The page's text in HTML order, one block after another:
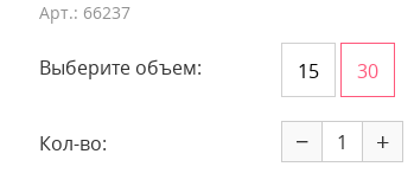
Арт.: 66237
Выберите объем: 15 30
Кол-во: − +